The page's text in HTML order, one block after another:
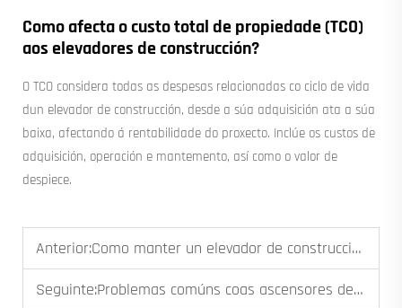
Como afecta o custo total de propiedade (TCO)
aos elevadores de construcción?
O TCO considera todas as despesas relacionadas co ciclo de vida
dun elevador de construcción, desde a súa adquisición ata a súa
baixa, afectando á rentabilidade do proxecto. Inclúe os custos de
adquisición, operación e mantemento, así como o valor de
despiece.
Anterior:Como manter un elevador de construcción: unha guía práctica
Seguinte:Problemas comúns coas ascensores de construción e as súas solucións